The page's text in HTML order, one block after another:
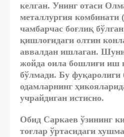
келган. Унинг отаси
металлургия
чамбарчас боғлиқ
қишлоғидаги олтин
аввалдан ишлаган.
жойда оила бошлиғи иш
бўлмади. Бу фуқаролиги
одамларнинг
учрайдиган истисно.
Обид Саркаев ўзининг
тоғлар ўртасидаги